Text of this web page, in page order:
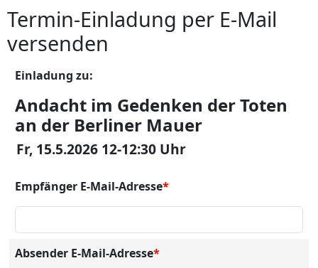
Termin-Einladung per E-Mail
versenden
Einladung zu:
Andacht im Gedenken der Toten
an der Berliner Mauer
Fr, 15.5.2026 12-12:30 Uhr
Empfänger E-Mail-Adresse*
Absender E-Mail-Adresse*